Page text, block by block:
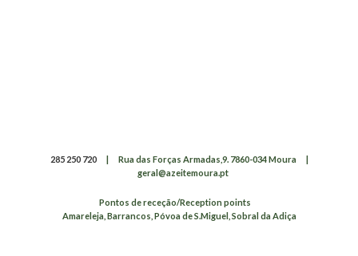
285 250 720 Rua das Forças Armadas,9. 7860-034 Moura
geral@azeitemoura.pt
Pontos de receção/Reception points
Amareleja, Barrancos, Póvoa de S.Miguel, Sobral da Adiça